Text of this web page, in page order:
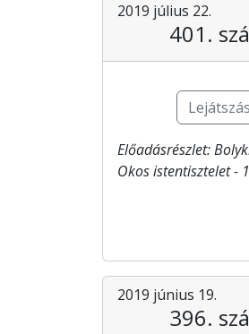
2019 július 22.
401.
Lejátszás
Előadásrészlet:
Okos istentisztelet -
2019 június 19.
396.